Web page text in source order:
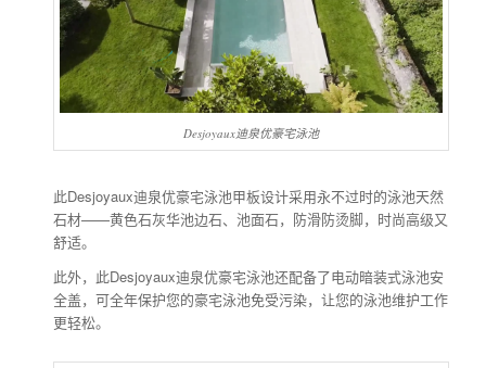
Desjoyaux迪泉优豪宅泳池
此Desjoyaux迪泉优豪宅泳池甲板设计采用永不过时的泳池天然
石材——黄色石灰华池边石、池面石，防滑防烫脚，时尚高级又
舒适。
此外，此Desjoyaux迪泉优豪宅泳池还配备了电动暗装式泳池安
全盖，可全年保护您的豪宅泳池免受污染，让您的泳池维护工作
更轻松。